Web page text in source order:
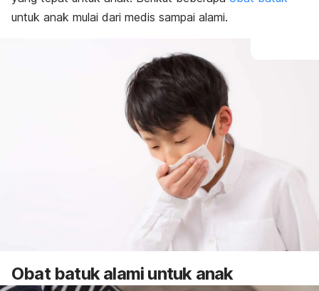
untuk anak mulai dari medis sampai alami.
Obat batuk alami untuk anak